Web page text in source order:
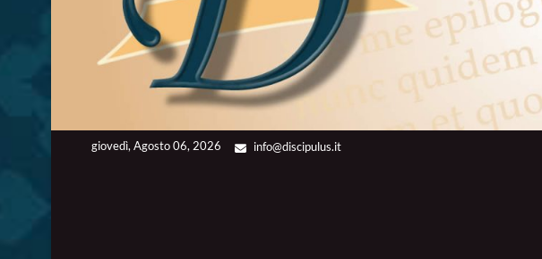
giovedì, Agosto 06, 2026 info@discipulus.it